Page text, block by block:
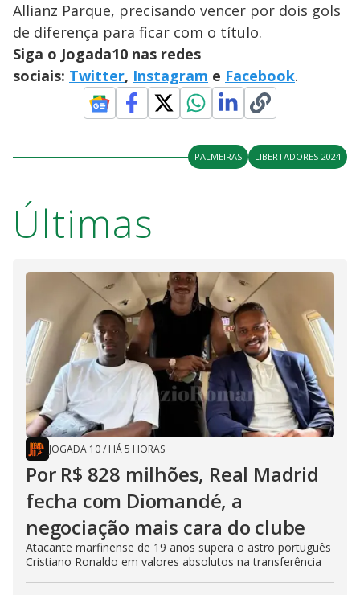
Allianz Parque, precisando vencer por dois gols
de diferença para ficar com o título.
Siga o Jogada10 nas redes
sociais: Twitter, Instagram e Facebook.
PALMEIRAS LIBERTADORES-2024
Últimas
JOGADA 10/ HÁ 5 HORAS
Por R$ 828 milhões, Real Madrid
fecha com Diomandé, a
negociação mais cara do clube
Atacante marfinense de 19 anos supera o astro português
Cristiano Ronaldo em valores absolutos na transferência